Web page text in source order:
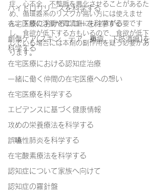
ハイドロリリースを科学する
在宅医療におけるエコーを科学する
創傷ケア(スキン テア、褥瘡、下肢潰瘍)を
科学する
在宅医療における認知症治療
一緒に働く仲間の在宅医療への想い
在宅医療を科学する
エビデンスに基づく健康情報
攻めの栄養療法を科学する
誤嚥性肺炎を科学する
在宅酸素療法を科学する
認知症について家族へ向けて
認知症の羅針盤
症、心不全、不整脈を悪化させることがあるた
め、循環器系のリスクが高い方には使えませ
ん。下肢の浮腫や胃潰瘍にも注意が必要です
し、食欲が低下する方もいるので、食欲が低下
している場合には本剤の副作用を疑う必要があ
ります。